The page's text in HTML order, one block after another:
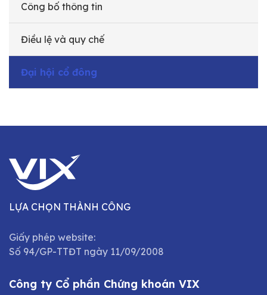
Công bố thông tin
Điều lệ và quy chế
Đại hội cổ đông
LỰA CHỌN THÀNH CÔNG
Giấy phép website:
Số 94/GP-TTĐT ngày 11/09/2008
Công ty Cổ phần Chứng khoán VIX